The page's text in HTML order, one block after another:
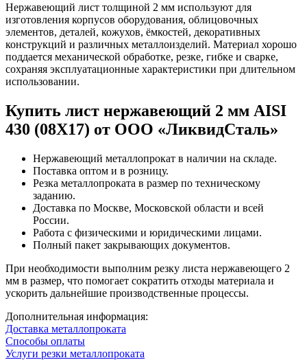
Нержавеющий лист толщиной 2 мм используют для
изготовления корпусов оборудования, облицовочных
элементов, деталей, кожухов, ёмкостей, декоративных
конструкций и различных металлоизделий. Материал хорошо
поддается механической обработке, резке, гибке и сварке,
сохраняя эксплуатационные характеристики при длительном
использовании.
Купить лист нержавеющий 2 мм AISI
430 (08Х17) от ООО «ЛиквидСталь»
Нержавеющий металлопрокат в наличии на складе.
Поставка оптом и в розницу.
Резка металлопроката в размер по техническому
заданию.
Доставка по Москве, Московской области и всей
России.
Работа с физическими и юридическими лицами.
Полный пакет закрывающих документов.
При необходимости выполним резку листа нержавеющего 2
мм в размер, что помогает сократить отходы материала и
ускорить дальнейшие производственные процессы.
Дополнительная информация:
Доставка металлопроката
Способы оплаты
Услуги резки металлопроката